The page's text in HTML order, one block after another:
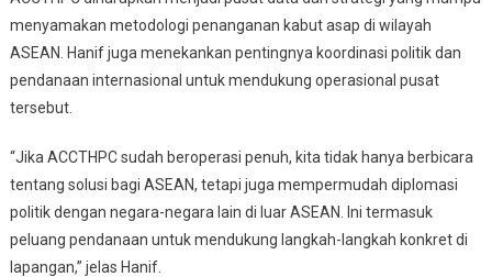
menyamakan metodologi penanganan kabut asap di wilayah
ASEAN. Hanif juga menekankan pentingnya koordinasi politik dan
pendanaan internasional untuk mendukung operasional pusat
tersebut.
“Jika ACCTHPC sudah beroperasi penuh, kita tidak hanya berbicara
tentang solusi bagi ASEAN, tetapi juga mempermudah diplomasi
politik dengan negara-negara lain di luar ASEAN. Ini termasuk
peluang pendanaan untuk mendukung langkah-langkah konkret di
lapangan,” jelas Hanif.